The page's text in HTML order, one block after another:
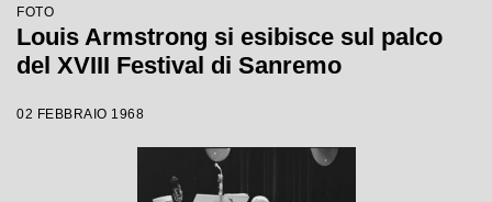
FOTO
Louis Armstrong si esibisce sul palco
del XVIII Festival di Sanremo
02 FEBBRAIO 1968